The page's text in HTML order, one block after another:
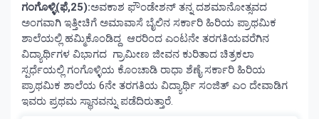
ಗಂಗೊಳ್ಳಿ(ಫೆ,25):ಅವಕಾಶ ಫೌಂಡೇಶನ್ ತನ್ನ ದಶಮಾನೋತ್ಸವದ
ಅಂಗವಾಗಿ ಇತ್ತೀಚಿಗೆ ಅಮಾವಾಸೆ ಬೈಲಿನ ಸರ್ಕಾರಿ ಹಿರಿಯ ಪ್ರಾಥಮಿಕ
ಶಾಲೆಯಲ್ಲಿ ಹಮ್ಮಿಕೊಂಡಿದ್ದ ಆರರಿಂದ ಎಂಟನೇ ತರಗತಿಯವರೆಗಿನ
ವಿದ್ಯಾರ್ಥಿಗಳ ವಿಭಾಗದ ಗ್ರಾಮೀಣ ಜೀವನ ಕುರಿತಾದ ಚಿತ್ರಕಲಾ
ಸ್ಪರ್ಧೆಯಲ್ಲಿ ಗಂಗೊಳ್ಳಿಯ ಕೊಂಚಾಡಿ ರಾಧಾ ಶೆಣೈ ಸರ್ಕಾರಿ ಹಿರಿಯ
ಪ್ರಾಥಮಿಕ ಶಾಲೆಯ 6ನೇ ತರಗತಿಯ ವಿದ್ಯಾರ್ಥಿ ಸಂಜಿತ್ ಎಂ ದೇವಾಡಿಗ
ಇವರು ಪ್ರಥಮ ಸ್ಥಾನವನ್ನು ಪಡೆದಿರುತ್ತಾರೆ.